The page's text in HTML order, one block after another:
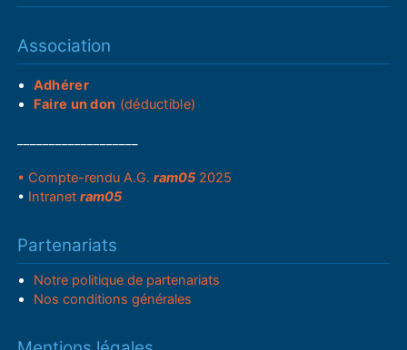
Association
Adhérer
Faire un don (déductible)
• Compte-rendu A.G.ram05 2025
• Intranetram05
Partenariats
Notre politique de partenariats
Nos conditions générales